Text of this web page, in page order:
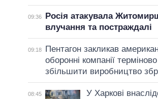
09:36
Росія атакувала
влучання та постраждалі
09:18
Пентагон закликав
оборонні компанії терміново
збільшити виробництво
08:45
У Харкові